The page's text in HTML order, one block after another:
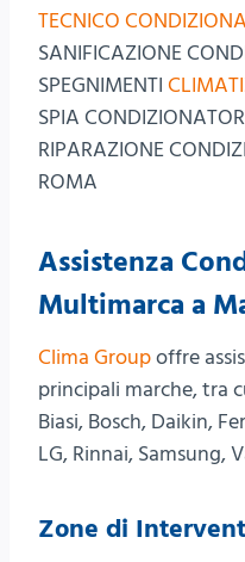
TECNICO
SANIFICAZIONE
SPEGNIMENTI
SPIA
RIPARAZIONE
ROMA
Assistenza
Multimarca a
Clima Groupoffre
principali marche, tra
Biasi, Bosch, Daikin,
LG, Rinnai, Samsung,
Zone di